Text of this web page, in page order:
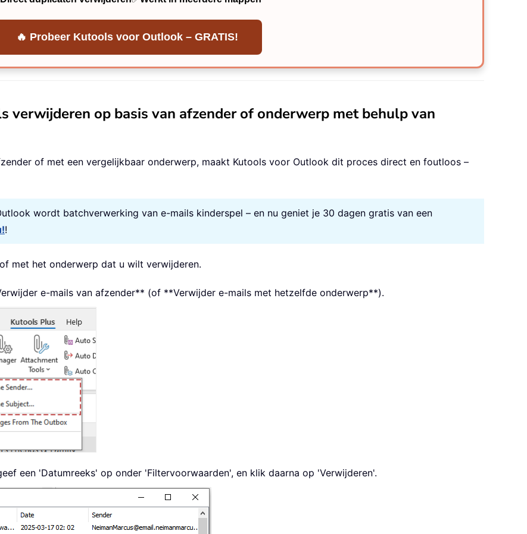
🔥 Probeer Kutools voor Outlook – GRATIS!
verwijderen op basis van afzender of onderwerp met behulp van
of met een vergelijkbaar onderwerp, maakt Kutools voor Outlook dit proces direct en foutloos –
wordt batchverwerking van e-mails kinderspel – en nu geniet je 30 dagen gratis van een
!
met het onderwerp dat u wilt verwijderen.
e-mails van afzender** (of **Verwijder e-mails met hetzelfde onderwerp**).
een 'Datumreeks' op onder 'Filtervoorwaarden', en klik daarna op 'Verwijderen'.